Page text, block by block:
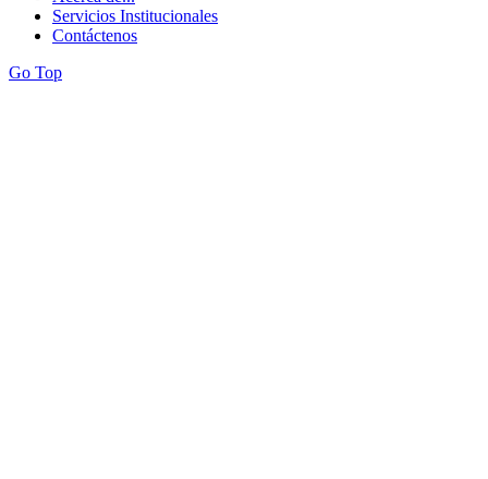
Servicios Institucionales
Contáctenos
Go Top